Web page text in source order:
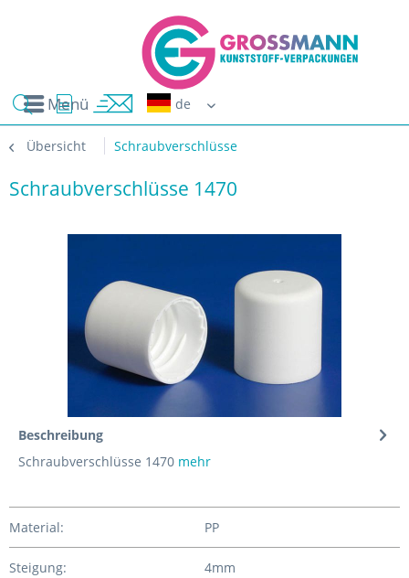
Menü
Übersicht Schraubverschlüsse
Schraubverschlüsse 1470
Beschreibung
Schraubverschlüsse 1470 mehr
Material: PP
Steigung: 4mm